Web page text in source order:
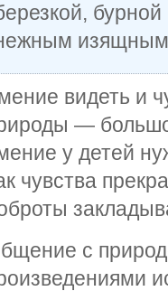
видеть и
—
у детей
чувства
с